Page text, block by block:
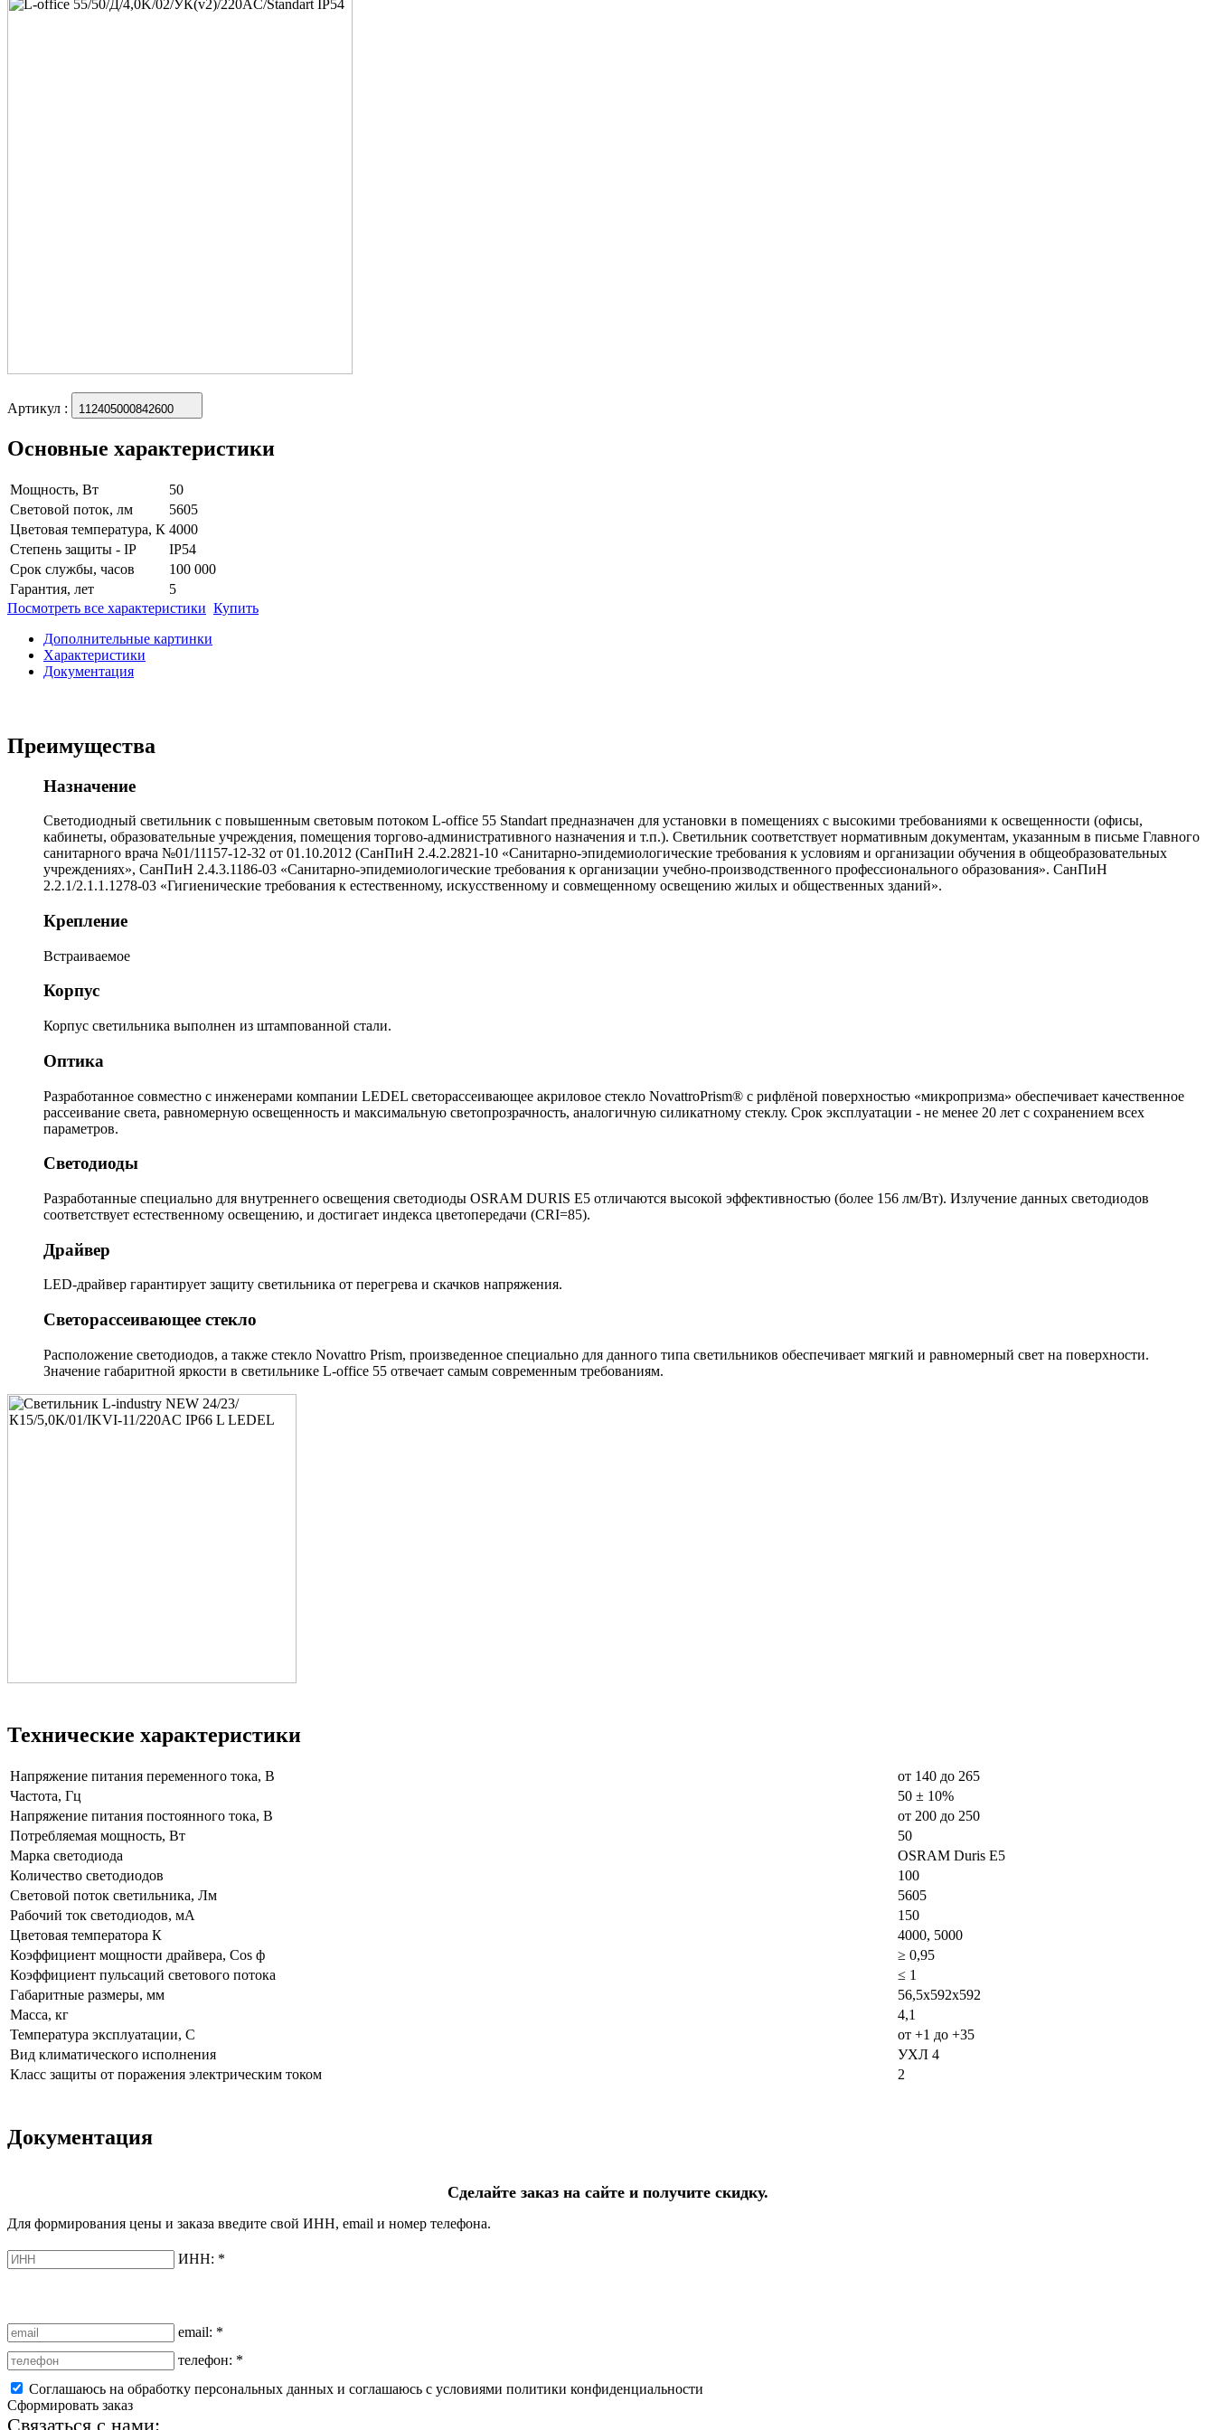
Артикул : 112405000842600
Основные характеристики
Мощность, Вт
50
Световой поток, лм
5605
Цветовая температура, К 4000
Степень защиты - IP
IP54
Срок службы, часов
100 000
Гарантия, лет
5
Посмотреть все характеристики Купить
Дополнительные картинки
Характеристики
Документация
Преимущества
Назначение
Светодиодный светильник с повышенным световым потоком L-office 55 Standart предназначен для установки в помещениях с высокими требованиями к освещенности (офисы,
кабинеты, образовательные учреждения, помещения торгово-административного назначения и т.п.). Светильник соответствует нормативным документам, указанным в письме Главного
санитарного врача №01/11157-12-32 от 01.10.2012 (СанПиН 2.4.2.2821-10 «Санитарно-эпидемиологические требования к условиям и организации обучения в общеобразовательных
учреждениях», СанПиН 2.4.3.1186-03 «Санитарно-эпидемиологические требования к организации учебно-производственного профессионального образования». СанПиН
2.2.1/2.1.1.1278-03 «Гигиенические требования к естественному, искусственному и совмещенному освещению жилых и общественных зданий».
Крепление
Встраиваемое
Корпус
Корпус светильника выполнен из штампованной стали.
Оптика
Разработанное совместно с инженерами компании LEDEL светорассеивающее акриловое стекло NovattroPrism® с рифлёной поверхностью «микропризма» обеспечивает качественное
рассеивание света, равномерную освещенность и максимальную светопрозрачность, аналогичную силикатному стеклу. Срок эксплуатации - не менее 20 лет с сохранением всех
параметров.
Светодиоды
Разработанные специально для внутреннего освещения светодиоды OSRAM DURIS E5 отличаются высокой эффективностью (более 156 лм/Вт). Излучение данных светодиодов
соответствует естественному освещению, и достигает индекса цветопередачи (CRI=85).
Драйвер
LED-драйвер гарантирует защиту светильника от перегрева и скачков напряжения.
Светорассеивающее стекло
Расположение светодиодов, а также стекло Novattro Prism, произведенное специально для данного типа светильников обеспечивает мягкий и равномерный свет на поверхности.
Значение габаритной яркости в светильнике L-office 55 отвечает самым современным требованиям.
Технические характеристики
Напряжение питания переменного тока, В
от 140 до 265
Частота, Гц
50 ± 10%
Напряжение питания постоянного тока, В
от 200 до 250
Потребляемая мощность, Вт
50
Марка светодиода
OSRAM Duris E5
Количество светодиодов
100
Световой поток светильника, Лм
5605
Рабочий ток светодиодов, мА
150
Цветовая температора К
4000, 5000
Коэффициент мощности драйвера, Cos ф
≥ 0,95
Коэффициент пульсаций светового потока
≤ 1
Габаритные размеры, мм
56,5х592х592
Масса, кг
4,1
Температура эксплуатации, С
от +1 до +35
Вид климатического исполнения
УХЛ 4
Класс защиты от поражения электрическим током
2
Документация
Сделайте заказ на сайте и получите скидку.
Для формирования цены и заказа введите свой ИНН, email и номер телефона.
ИНН: *
email: *
телефон: *
Соглашаюсь на обработку персональных данных и соглашаюсь с условиями политики конфиденциальности
Сформировать заказ
Связаться с нами: